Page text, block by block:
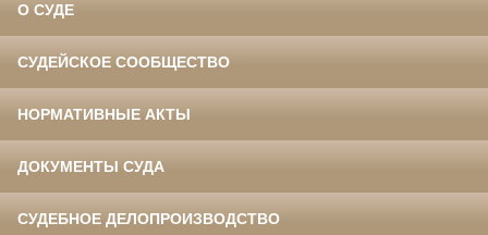
О СУДЕ
СУДЕЙСКОЕ СООБЩЕСТВО
НОРМАТИВНЫЕ АКТЫ
ДОКУМЕНТЫ СУДА
СУДЕБНОЕ ДЕЛОПРОИЗВОДСТВО